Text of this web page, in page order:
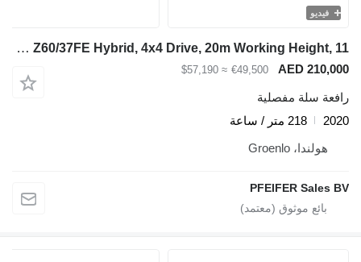
فيديو
Genie Z60/37FE Hybrid, 4x4 Drive, 20m Working Height, 11
AED 210,000
€49,500
≈ $57,190
رافعة سلة مفصلية
2020
218 متر / ساعة
هولندا، Groenlo
PFEIFER Sales BV